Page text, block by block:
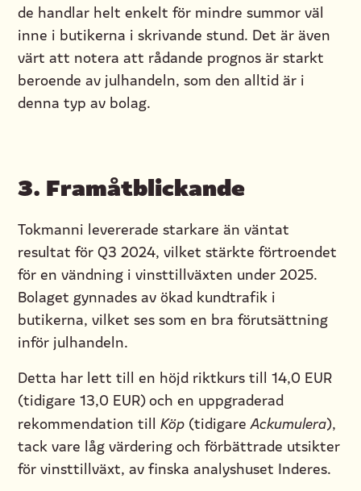
de handlar helt enkelt för mindre summor väl
inne i butikerna i skrivande stund. Det är även
värt att notera att rådande prognos är starkt
beroende av julhandeln, som den alltid är i
denna typ av bolag.
3. Framåtblickande
Tokmanni levererade starkare än väntat
resultat för Q3 2024, vilket stärkte förtroendet
för en vändning i vinsttillväxten under 2025.
Bolaget gynnades av ökad kundtrafik i
butikerna, vilket ses som en bra förutsättning
inför julhandeln.
Detta har lett till en höjd riktkurs till 14,0 EUR
(tidigare 13,0 EUR) och en uppgraderad
rekommendation till Köp (tidigareAckumulera),
tack vare låg värdering och förbättrade utsikter
för vinsttillväxt, av finska analyshuset Inderes.